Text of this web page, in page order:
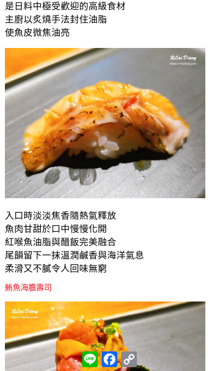
是日料中極受歡迎的高級食材
主廚以炙燒手法封住油脂
使魚皮微焦油亮
入口時淡淡焦香隨熱氣釋放
魚肉甘甜於口中慢慢化開
紅喉魚油脂與醋飯完美融合
尾韻留下一抹溫潤鹹香與海洋氣息
柔滑又不膩令人回味無窮
鮪魚海膽壽司
L
i
F
a
o